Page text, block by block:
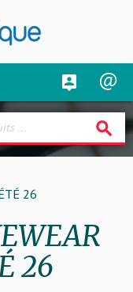
search
26
26